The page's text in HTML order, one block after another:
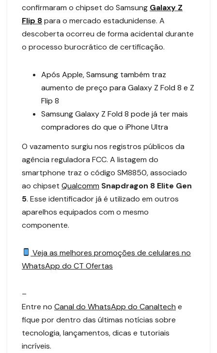
confirmaram o chipset do Samsung Galaxy Z
Flip 8para o mercado estadunidense. A
descoberta ocorreu de forma acidental durante
o processo burocrático de certificação.
Após Apple, Samsung também traz
aumento de preço para Galaxy Z Fold 8 e Z
Flip 8
Samsung Galaxy Z Fold 8 pode já ter mais
compradores do que o iPhone Ultra
O vazamento surgiu nos registros públicos da
agência reguladora FCC. A listagem do
smartphone traz o código SM8850, associado
ao chipset Qualcomm Snapdragon 8 Elite Gen
5. Esse identificador já é utilizado em outros
aparelhos equipados com o mesmo
componente.
Veja as melhores promoções de celulares no
WhatsApp do CT Ofertas
–
Entre no Canal do WhatsApp do Canaltech e
fique por dentro das últimas notícias sobre
tecnologia, lançamentos, dicas e tutoriais
incríveis.